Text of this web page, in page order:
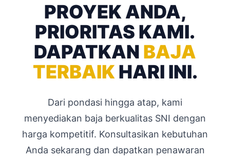
PROYEK ANDA,
PRIORITAS KAMI.
DAPATKAN BAJA
TERBAIKHARI INI.
Dari pondasi hingga atap, kami
menyediakan baja berkualitas SNI dengan
harga kompetitif. Konsultasikan kebutuhan
Anda sekarang dan dapatkan penawaran